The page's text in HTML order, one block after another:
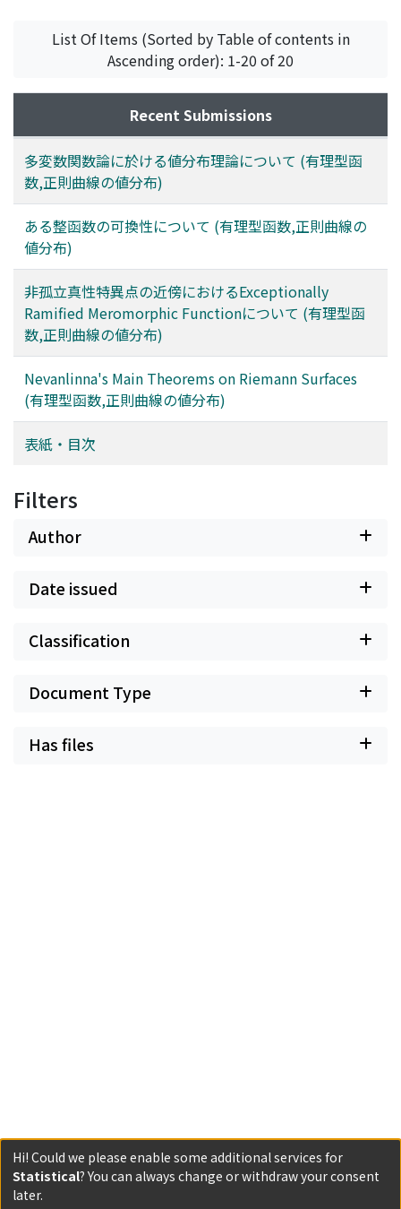
List Of Items (Sorted by Table of contents in
Ascending order): 1-20 of 20
Recent Submissions
多変数関数論に於ける値分布理論について (有理型函
数,正則曲線の値分布)
ある整函数の可換性について (有理型函数,正則曲線の
値分布)
非孤立真性特異点の近傍におけるExceptionally
Ramified Meromorphic Functionについて (有理型函
数,正則曲線の値分布)
Nevanlinna's Main Theorems on Riemann Surfaces
(有理型函数,正則曲線の値分布)
表紙・目次
Filters
Author
Date issued
Classification
Document Type
Has files
Powered by DSpace and JAIRO Crawler-List
All items in KURENAI are protected by original copyright,
Hi! Could we please enable some additional services for
Statistical? You can always change or withdraw your consent
later.